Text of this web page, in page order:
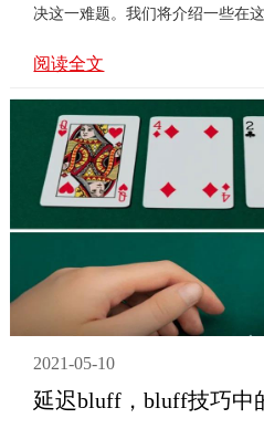
决这一难题。我们将介绍一些在
只需要弄...
阅读全文
2021-05-10
延迟bluff，bluff技巧中